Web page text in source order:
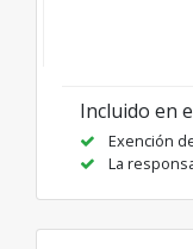
Incluido en
Exención
La